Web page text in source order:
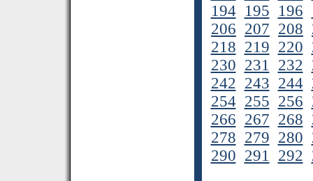
194 195 196
206 207 208
218 219 220
230 231 232
242 243 244
254 255 256
266 267 268
278 279 280
290 291 292